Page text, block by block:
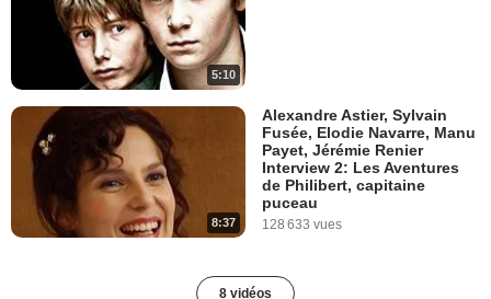
5:10
8:37
Alexandre Astier, Sylvain
Fusée, Elodie Navarre, Manu
Payet, Jérémie Renier
Interview 2: Les Aventures
de Philibert, capitaine
puceau
128 633 vues
8 vidéos